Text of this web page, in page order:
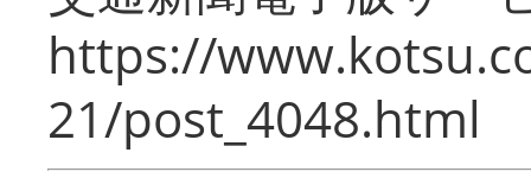
https://
21/post_4048.html